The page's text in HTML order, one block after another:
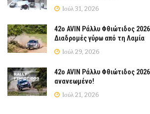
Ιούλ 31, 2026
42ο AVIN Ράλλυ Φθιώτιδος
Διαδρομές γύρω από τη Λαμία
Ιούλ 29, 2026
42ο AVIN Ράλλυ Φθιώτιδος
ανανεωμένο!
Ιούλ 21, 2026